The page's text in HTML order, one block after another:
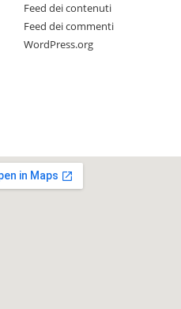
Feed dei contenuti
Feed dei commenti
WordPress.org